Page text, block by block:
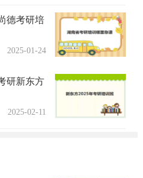
德考研培
2025-01-24
研新东方
2025-02-11